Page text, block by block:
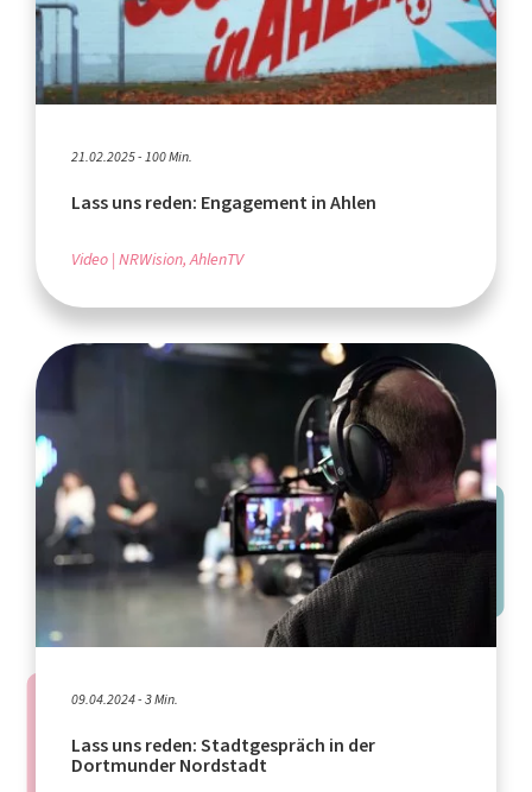
21.02.2025 - 100 Min.
Lass uns reden: Engagement in Ahlen
Video NRWision, AhlenTV
09.04.2024 - 3 Min.
Lass uns reden: Stadtgespräch in der
Dortmunder Nordstadt